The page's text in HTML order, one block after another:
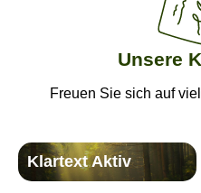
Unsere
Freuen Sie sich auf
Klartext Aktiv